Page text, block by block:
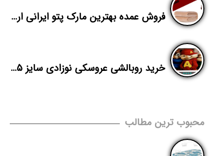
فروش عمده بهترین مارک پتو ایرانی ارزان
خرید روبالشی عروسکی نوزادی سایز ۴۵*۲۵
محبوب ترین مطالب